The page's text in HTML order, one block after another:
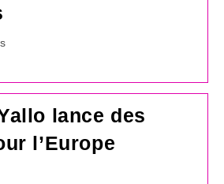
lance des
l’Europe